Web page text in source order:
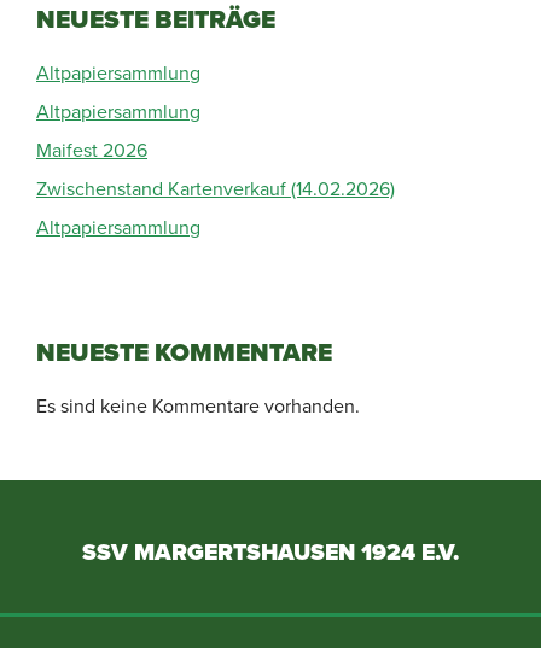
NEUESTE BEITRÄGE
Altpapiersammlung
Altpapiersammlung
Maifest 2026
Zwischenstand Kartenverkauf (14.02.2026)
Altpapiersammlung
NEUESTE KOMMENTARE
Es sind keine Kommentare vorhanden.
SSV MARGERTSHAUSEN 1924 E.V.